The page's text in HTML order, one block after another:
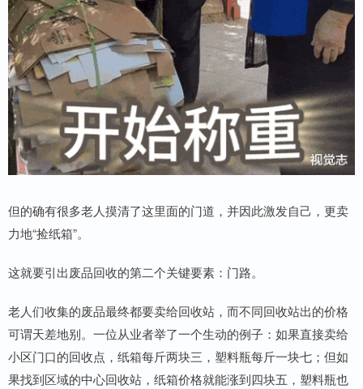
但的确有很多老人摸清了这里面的门道，并因此激发自己，更卖
力地“捡纸箱”。
这就要引出废品回收的第二个关键要素：门路。
老人们收集的废品最终都要卖给回收站，而不同回收站出的价格
可谓天差地别。一位从业者举了一个生动的例子：如果直接卖给
小区门口的回收点，纸箱每斤两块三，塑料瓶每斤一块七；但如
果找到区域的中心回收站，纸箱价格就能涨到四块五，塑料瓶也